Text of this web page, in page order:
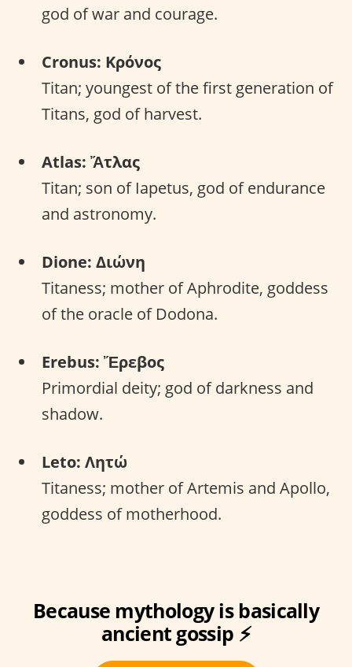
god of war and courage.
Cronus: Κρόνος
Titan; youngest of the first generation of
Titans, god of harvest.
Atlas: Ἄτλας
Titan; son of Iapetus, god of endurance
and astronomy.
Dione: Διώνη
Titaness; mother of Aphrodite, goddess
of the oracle of Dodona.
Erebus: Ἔρεβος
Primordial deity; god of darkness and
shadow.
Leto: Λητώ
Titaness; mother of Artemis and Apollo,
goddess of motherhood.
Because mythology is basically
ancient gossip ⚡️